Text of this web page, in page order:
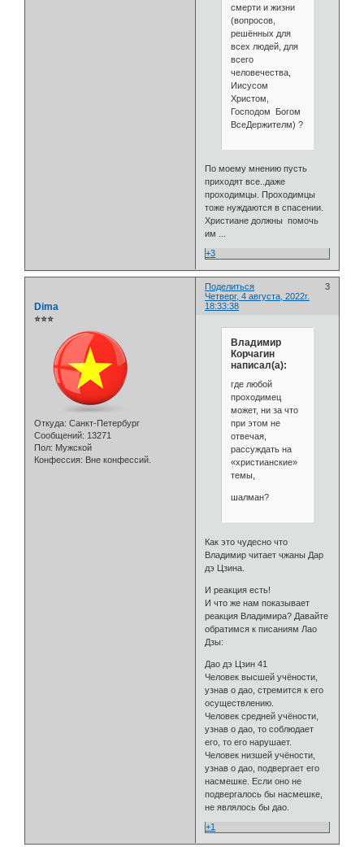
смерти и жизни
(вопросов,
решённых для
всех людей, для
всего
человечества,
Иисусом
Христом,
Господом Богом
ВсеДержителм) ?
По моему мнению пусть
приходят все..даже
проходимцы. Проходимцы
тоже нуждаются в спасении.
Христиане должны помочь
им ...
+3
Поделиться
3
Четверг, 4 августа, 2022г.
18:33:38
Dima
⭐⭐⭐
Откуда: Санкт-Петербург
Сообщений: 13271
Пол: Мужской
Конфессия: Вне конфессий.
Владимир
Корчагин
написал(а):
где любой
проходимец
может, ни за что
при этом не
отвечая,
рассуждать на
«христианские»
темы,
шалман?
Как это чудесно что
Владимир читает чжаны Дар
дэ Цзина.
И реакция есть!
И что же нам показывает
реакция Владимира? Давайте
обратимся к писаниям Лао
Дзы:
Дао дэ Цзин 41
Человек высшей учёности,
узнав о дао, стремится к его
осуществлению.
Человек средней учёности,
узнав о дао, то соблюдает
его, то его нарушает.
Человек низшей учёности,
узнав о дао, подвергает его
насмешке. Если оно не
подвергалось бы насмешке,
не являлось бы дао.
+1